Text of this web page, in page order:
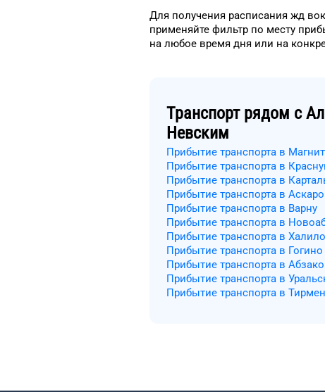
Для получения расписания жд
применяйте фильтр по месту
на любое время дня или на
Транспорт рядом с
Невским
Прибытие транспорта в
Прибытие транспорта в
Прибытие транспорта в
Прибытие транспорта в
Прибытие транспорта в Варну
Прибытие транспорта в
Прибытие транспорта в
Прибытие транспорта в Гогино
Прибытие транспорта в
Прибытие транспорта в
Прибытие транспорта в Тирмен